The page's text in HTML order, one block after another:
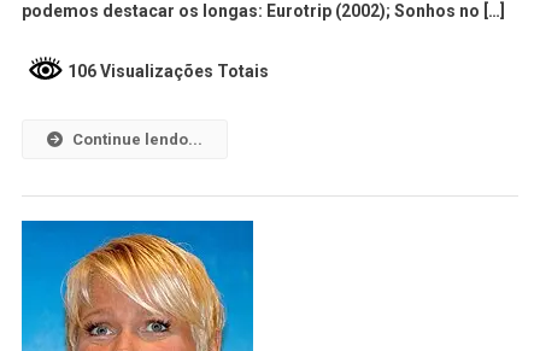
podemos destacar os longas: Eurotrip (2002); Sonhos no […]
106 Visualizações Totais
Continue lendo...